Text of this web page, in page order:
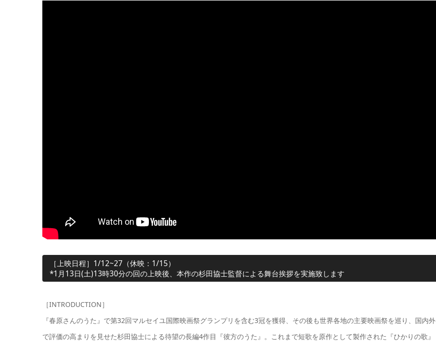
［上映日程］1/12~27（休映：1/15）
*1月13日(土)13時30分の回の上映後、本作の杉田協士監督による舞台挨拶を実施致します
［INTRODUCTION］
『春原さんのうた』で第32回マルセイユ国際映画祭グランプリを含む3冠を獲得、その後も世界各地の主要映画祭を巡り、国内外
で評価の高まりを見せた杉田協士による待望の長編4作目『彼方のうた』。これまで短歌を原作として製作された『ひかりの歌』